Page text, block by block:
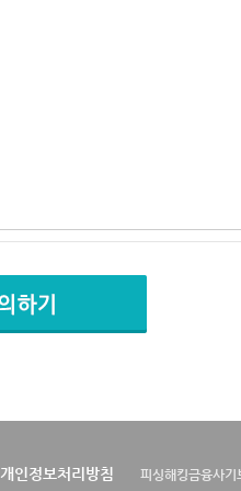
개인정보처리방침 피싱해킹금융사기